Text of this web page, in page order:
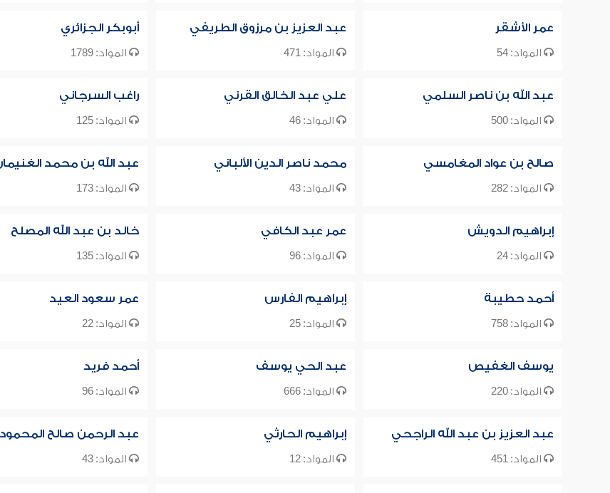
عمر الأشقر
المواد: 54
عبد العزيز بن مرزوق الطريفي
المواد: 471
أبوبكر الجزائري
المواد: 1789
عبد الله بن ناصر السلمي
المواد: 500
علي عبد الخالق القرني
المواد: 46
راغب السرجاني
المواد: 125
صالح بن عواد المغامسي
المواد: 282
محمد ناصر الدين الألباني
المواد: 43
عبد الله بن محمد
المواد: 173
إبراهيم الدويش
المواد: 24
عمر عبد الكافي
المواد: 96
خالد بن عبد الله المصلح
المواد: 135
أحمد حطيبة
المواد: 758
إبراهيم الفارس
المواد: 25
عمر سعود العيد
المواد: 22
يوسف الغفيص
المواد: 220
عبد الحي يوسف
المواد: 666
أحمد فريد
المواد: 96
عبد العزيز بن عبد الله الراجحي
المواد: 451
إبراهيم الحارثي
المواد: 12
عبد الرحمن صالح المحمود
المواد: 43